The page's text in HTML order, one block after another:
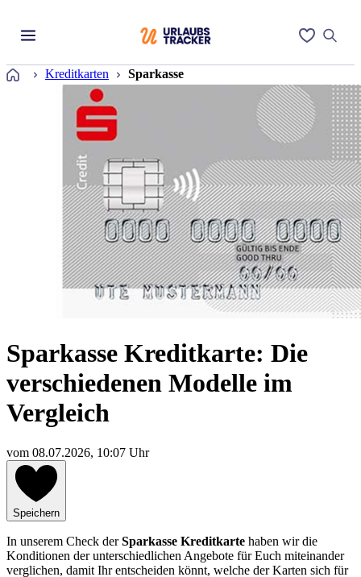
Startseite
Kreditkarten Sparkasse
Sparkasse Kreditkarte: Die
verschiedenen Modelle im
Vergleich
vom 08.07.2026, 10:07 Uhr
Speichern
In unserem Check derSparkasse Kreditkarte haben wir die
Konditionen der unterschiedlichen Angebote für Euch miteinander
verglichen, damit Ihr entscheiden könnt, welche der Karten sich für